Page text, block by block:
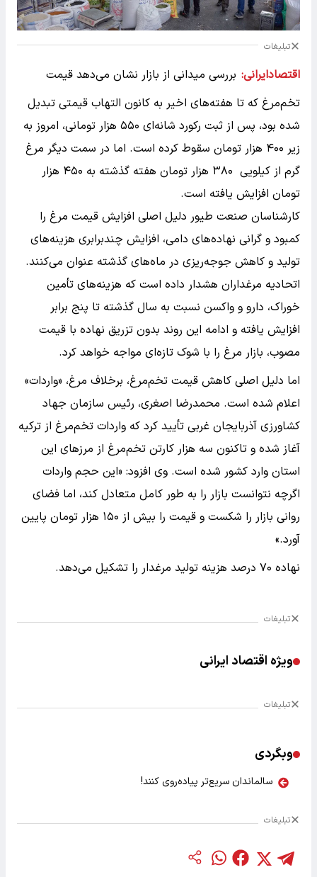
تبلیغات
اقتصادایرانی: بررسی میدانی از بازار نشان می‌دهد قیمت
تخم‌مرغ که تا هفته‌های اخیر به کانون التهاب قیمتی تبدیل
شده بود، پس از ثبت رکورد شانه‌ای ۵۵۰ هزار تومانی، امروز به
زیر ۴۰۰ هزار تومان سقوط کرده است. اما در سمت دیگر مرغ
گرم از کیلویی ۳۸۰ هزار تومان هفته گذشته به ۴۵۰ هزار
تومان افزایش یافته است.
کارشناسان صنعت طیور دلیل اصلی افزایش قیمت مرغ را
کمبود و گرانی نهاده‌های دامی، افزایش چندبرابری هزینه‌های
تولید و کاهش جوجه‌ریزی در ماه‌های گذشته عنوان می‌کنند.
اتحادیه مرغداران هشدار داده است که هزینه‌های تأمین
خوراک، دارو و واکسن نسبت به سال گذشته تا پنج برابر
افزایش یافته و ادامه این روند بدون تزریق نهاده با قیمت
مصوب، بازار مرغ را با شوک تازه‌ای مواجه خواهد کرد.
اما دلیل اصلی کاهش قیمت تخم‌مرغ، برخلاف مرغ، «واردات»
اعلام شده است. محمدرضا اصغری، رئیس سازمان جهاد
کشاورزی آذربایجان غربی تأیید کرد که واردات تخم‌مرغ از ترکیه
آغاز شده و تاکنون سه هزار کارتن تخم‌مرغ از مرزهای این
استان وارد کشور شده است. وی افزود: «این حجم واردات
اگرچه نتوانست بازار را به طور کامل متعادل کند، اما فضای
روانی بازار را شکست و قیمت را بیش از ۱۵۰ هزار تومان پایین
آورد.»
نهاده ۷۰ درصد هزینه تولید مرغدار را تشکیل می‌دهد.
تبلیغات
ویژه اقتصاد ایرانی
تبلیغات
وبگردی
سالماندان سریع‌تر پیاده‌روی کنند!
تبلیغات